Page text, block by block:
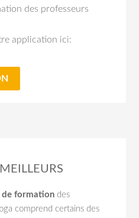
des professeurs
application ici:
de formation des
comprend certains des